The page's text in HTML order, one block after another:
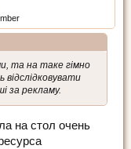
та на таке гімно
за рекламу.
на стол очень